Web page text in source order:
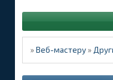
»Веб-мастеру »